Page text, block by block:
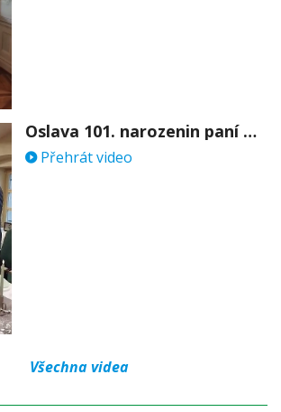
Oslava 101. narozenin paní Věry Skořepové
Přehrát video
Všechna videa